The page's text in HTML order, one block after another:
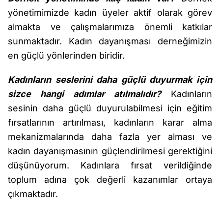
yönetimimizde kadın üyeler aktif olarak görev
almakta ve çalışmalarımıza önemli katkılar
sunmaktadır. Kadın dayanışması derneğimizin
en güçlü yönlerinden biridir.
Kadınların seslerini daha güçlü duyurmak için
sizce hangi adımlar atılmalıdır?Kadınların
sesinin daha güçlü duyurulabilmesi için eğitim
fırsatlarının artırılması, kadınların karar alma
mekanizmalarında daha fazla yer alması ve
kadın dayanışmasının güçlendirilmesi gerektiğini
düşünüyorum. Kadınlara fırsat verildiğinde
toplum adına çok değerli kazanımlar ortaya
çıkmaktadır.